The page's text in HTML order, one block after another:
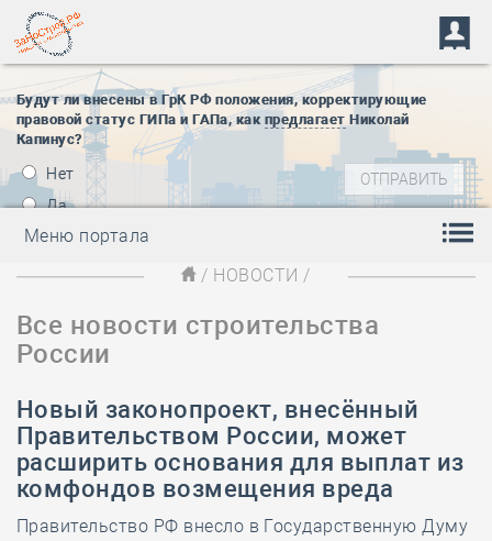
Будут ли внесены в ГрК РФ положения, корректирующие
правовой статус ГИПа и ГАПа, как предлагает Николай
Капинус?
Нет
Да
Меню портала
/ НОВОСТИ /
Все новости строительства
России
Новый законопроект, внесённый
Правительством России, может
расширить основания для выплат из
комфондов возмещения вреда
Правительство РФ внесло в Государственную Думу